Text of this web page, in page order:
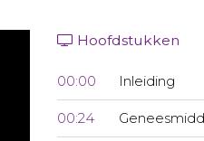
Hoofdstukken
00:00 Inleiding
00:24